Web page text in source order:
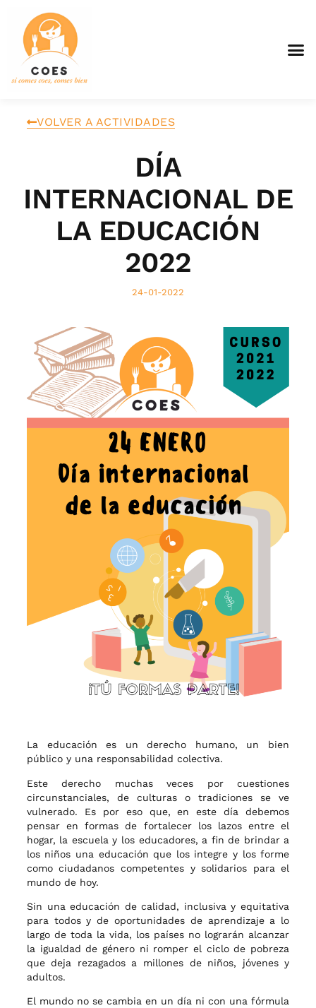
VOLVER A ACTIVIDADES
DÍA
INTERNACIONAL DE
LA EDUCACIÓN
2022
24-01-2022
La educación es un derecho humano, un bien
público y una responsabilidad colectiva.
Este derecho muchas veces por cuestiones
circunstanciales, de culturas o tradiciones se ve
vulnerado. Es por eso que, en este día debemos
pensar en formas de fortalecer los lazos entre el
hogar, la escuela y los educadores, a fin de brindar a
los niños una educación que los integre y los forme
como ciudadanos competentes y solidarios para el
mundo de hoy.
Sin una educación de calidad, inclusiva y equitativa
para todos y de oportunidades de aprendizaje a lo
largo de toda la vida, los países no lograrán alcanzar
la igualdad de género ni romper el ciclo de pobreza
que deja rezagados a millones de niños, jóvenes y
adultos.
El mundo no se cambia en un día ni con una fórmula